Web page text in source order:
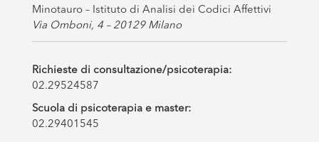
Minotauro – Istituto di Analisi dei Codici Affettivi
Via Omboni, 4 – 20129 Milano
Richieste di consultazione/psicoterapia:
02.29524587
Scuola di psicoterapia e master:
02.29401545